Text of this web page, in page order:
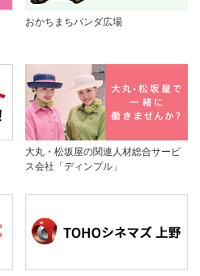
おかちまちパンダ広場
大丸・松坂屋の関連人材総合サービ
ス会社「ディンプル」